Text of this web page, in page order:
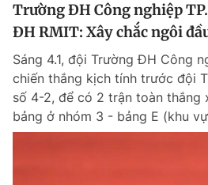
Trường ĐH Công nghiệp
ĐH RMIT: Xây chắc ngôi
Sáng 4.1, đội Trường ĐH Công
chiến thắng kịch tính trước đội
số 4-2, để có 2 trận toàn thắng
bảng ở nhóm 3 - bảng E (khu